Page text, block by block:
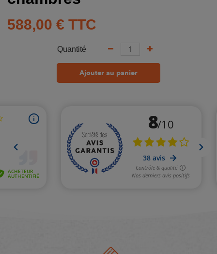
588,00 € TTC
Quantité
Ajouter au panier